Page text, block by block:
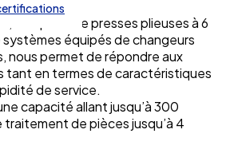
composé de presses plieuses à 6
systèmes équipés de changeurs
nous permet de répondre aux
tant en termes de caractéristiques
de service.
capacité allant jusqu’à 300
de pièces jusqu’à 4